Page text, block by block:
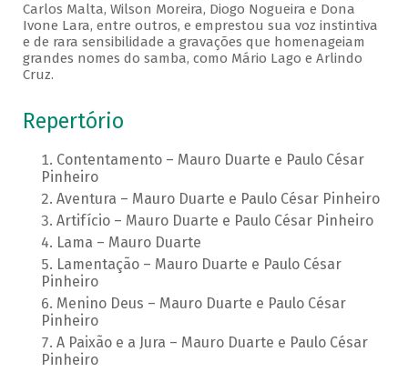
Carlos Malta, Wilson Moreira, Diogo Nogueira e Dona
Ivone Lara, entre outros, e emprestou sua voz instintiva
e de rara sensibilidade a gravações que homenageiam
grandes nomes do samba, como Mário Lago e Arlindo
Cruz.
Repertório
Contentamento – Mauro Duarte e Paulo César
Pinheiro
Aventura – Mauro Duarte e Paulo César Pinheiro
Artifício – Mauro Duarte e Paulo César Pinheiro
Lama – Mauro Duarte
Lamentação – Mauro Duarte e Paulo César
Pinheiro
Menino Deus – Mauro Duarte e Paulo César
Pinheiro
A Paixão e a Jura – Mauro Duarte e Paulo César
Pinheiro